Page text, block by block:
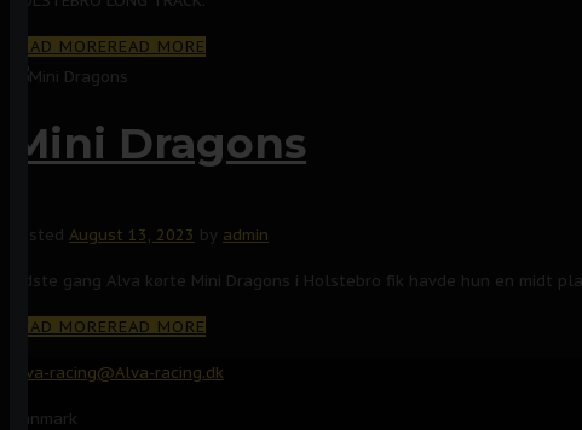
READ MOREREAD MORE
Mini Dragons
Posted August 13, 2023 by admin
Sidste gang Alva kørte Mini Dragons i Holstebro fik havde hun en
READ MOREREAD MORE
Alva-racing@Alva-racing.dk
Danmark